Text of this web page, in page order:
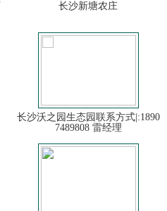
长沙新塘农庄
长沙沃之园生态园联系方式|:1890
7489808 雷经理